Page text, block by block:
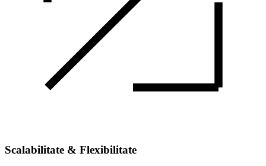
Scalabilitate & Flexibilitate